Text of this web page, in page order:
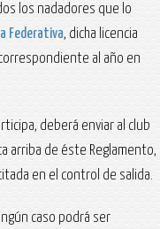
los nadadores que lo
Federativa, dicha licencia
al año en
deberá enviar al club
arriba de éste Reglamento,
en el control de salida.
caso podrá ser